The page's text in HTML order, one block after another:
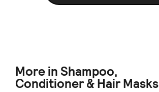
More in Shampoo,
Conditioner & Hair Masks